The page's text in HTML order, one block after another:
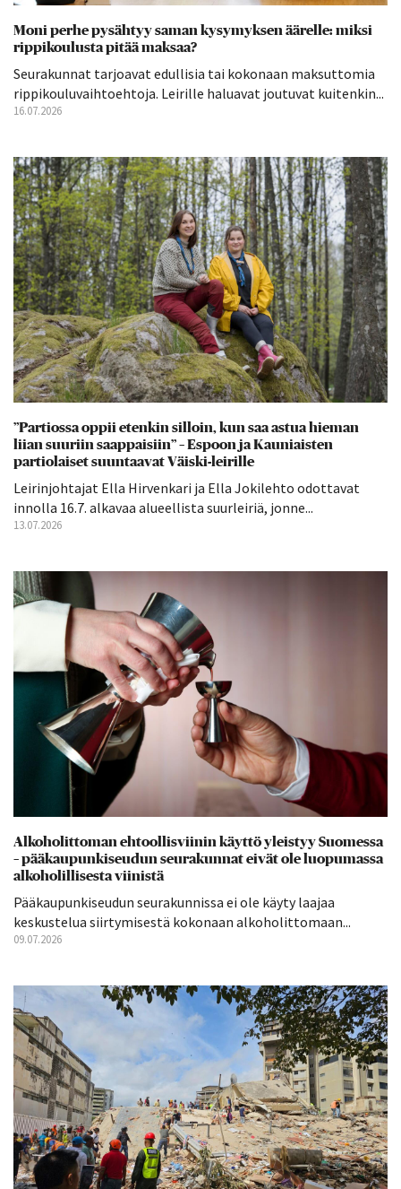
Moni perhe pysähtyy saman kysymyksen äärelle: miksi
rippikoulusta pitää maksaa?
Seurakunnat tarjoavat edullisia tai kokonaan maksuttomia
rippikouluvaihtoehtoja. Leirille haluavat joutuvat kuitenkin...
16.07.2026
”Partiossa oppii etenkin silloin, kun saa astua hieman
liian suuriin saappaisiin” – Espoon ja Kauniaisten
partiolaiset suuntaavat Väiski-leirille
Leirinjohtajat Ella Hirvenkari ja Ella Jokilehto odottavat
innolla 16.7. alkavaa alueellista suurleiriä, jonne...
13.07.2026
Alkoholittoman ehtoollisviinin käyttö yleistyy Suomessa
– pääkaupunkiseudun seurakunnat eivät ole luopumassa
alkoholillisesta viinistä
Pääkaupunkiseudun seurakunnissa ei ole käyty laajaa
keskustelua siirtymisestä kokonaan alkoholittomaan...
09.07.2026